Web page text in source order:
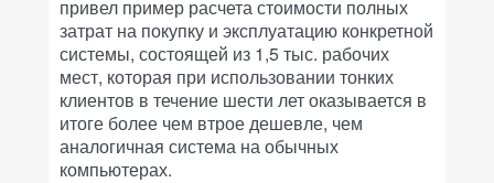
привел пример расчета стоимости полных
затрат на покупку и эксплуатацию конкретной
системы, состоящей из 1,5 тыс. рабочих
мест, которая при использовании тонких
клиентов в течение шести лет оказывается в
итоге более чем втрое дешевле, чем
аналогичная система на обычных
компьютерах.